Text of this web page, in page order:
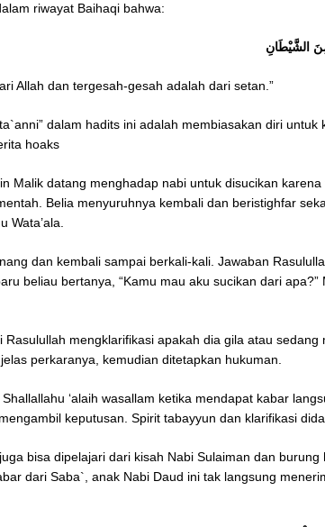
riwayat Baihaqi bahwa:
الشَّيْطَانِ
Allah dan tergesah-gesah adalah dari setan.”
dalam hadits ini adalah membiasakan diri untuk
hoaks
Malik datang menghadap nabi untuk disucikan
Belia menyuruhnya kembali dan beristighfar
Wata’ala.
dan kembali sampai berkali-kali. Jawaban
beliau bertanya, “Kamu mau aku sucikan dari apa?”
Rasulullah mengklarifikasi apakah dia gila atau sedang
perkaranya, kemudian ditetapkan hukuman.
‘alaih wasallam ketika mendapat kabar
keputusan. Spirit tabayyun dan klarifikasi
bisa dipelajari dari kisah Nabi Sulaiman dan burung
dari Saba`, anak Nabi Daud ini tak langsung